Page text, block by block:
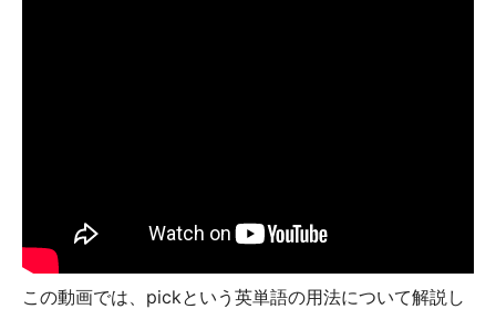
この動画では、pickという英単語の用法について解説し